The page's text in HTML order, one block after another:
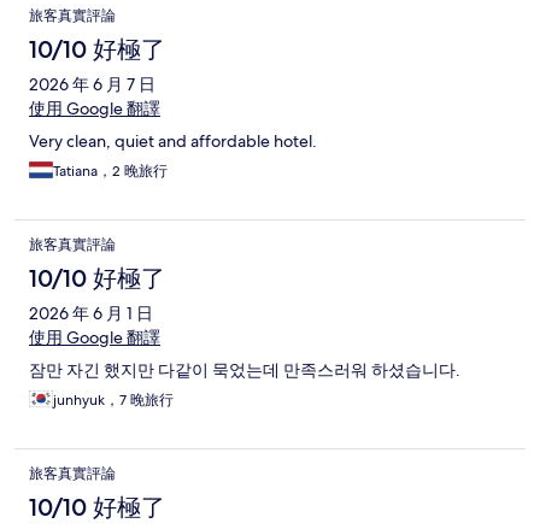
評
論
旅客真實評論
10/10 好極了
2026 年 6 月 7 日
使用 Google 翻譯
Very clean, quiet and affordable hotel.
Tatiana，2 晚旅行
旅客真實評論
10/10 好極了
2026 年 6 月 1 日
使用 Google 翻譯
잠만 자긴 했지만 다같이 묵었는데 만족스러워 하셨습니다.
junhyuk，7 晚旅行
旅客真實評論
10/10 好極了